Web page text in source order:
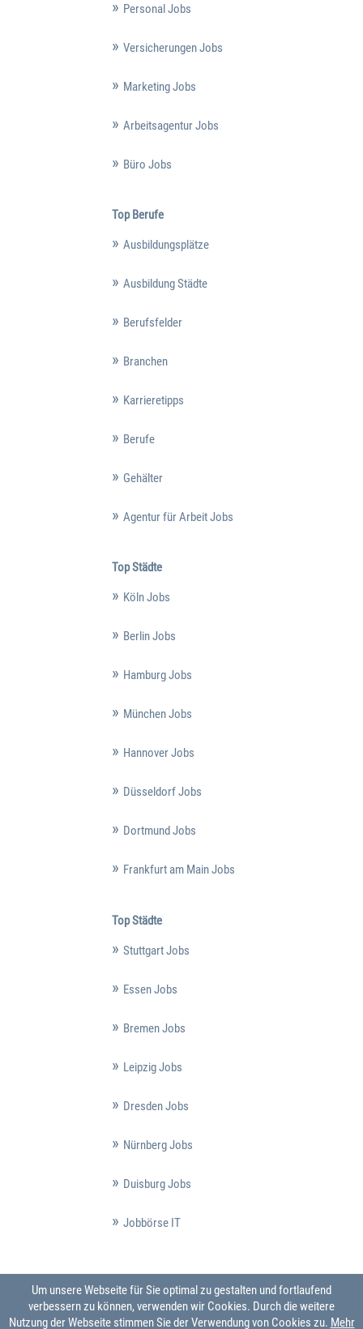
Personal Jobs
Versicherungen Jobs
Marketing Jobs
Arbeitsagentur Jobs
Büro Jobs
Top Berufe
Ausbildungsplätze
Ausbildung Städte
Berufsfelder
Branchen
Karrieretipps
Berufe
Gehälter
Agentur für Arbeit Jobs
Top Städte
Köln Jobs
Berlin Jobs
Hamburg Jobs
München Jobs
Hannover Jobs
Düsseldorf Jobs
Dortmund Jobs
Frankfurt am Main Jobs
Top Städte
Stuttgart Jobs
Essen Jobs
Bremen Jobs
Leipzig Jobs
Dresden Jobs
Nürnberg Jobs
Duisburg Jobs
Jobbörse IT
Um unsere Webseite für Sie optimal zu gestalten und fortlaufend
verbessern zu können, verwenden wir Cookies. Durch die weitere
Nutzung der Webseite stimmen Sie der Verwendung von Cookies zu. Mehr